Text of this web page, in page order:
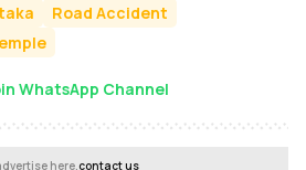
Road Accident
WhatsApp Channel
here,contact us